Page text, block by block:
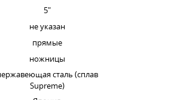
5"
не указан
прямые
ножницы
сталь (сплав
Supreme)